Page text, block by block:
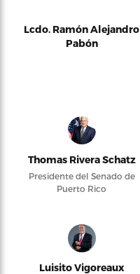
Lcdo. Ramón Alejandro
Pabón
Thomas Rivera Schatz
Presidente del Senado de
Puerto Rico
Luisito Vigoreaux